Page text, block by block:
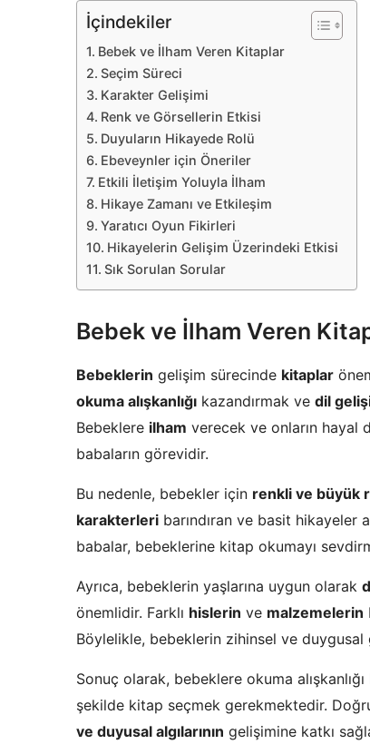
İçindekiler
Bebek ve İlham Veren Kitaplar
Seçim Süreci
Karakter Gelişimi
Renk ve Görsellerin Etkisi
Duyuların Hikayede Rolü
Ebeveynler için Öneriler
Etkili İletişim Yoluyla İlham
Hikaye Zamanı ve Etkileşim
Yaratıcı Oyun Fikirleri
Hikayelerin Gelişim Üzerindeki Etkisi
Sık Sorulan Sorular
Bebek ve İlham Veren
Bebeklerin gelişim sürecinde kitaplar
okuma alışkanlığı kazandırmak ve dil
Bebeklere ilham verecek ve onların hayal
babaların görevidir.
Bu nedenle, bebekler için renkli ve büyük
karakterleri barındıran ve basit
babalar, bebeklerine kitap okumayı
Ayrıca, bebeklerin yaşlarına uygun olarak
önemlidir. Farklı hislerin ve malzemelerin
Böylelikle, bebeklerin zihinsel ve duygusal
Sonuç olarak, bebeklere okuma
şekilde kitap seçmek gerekmektedir.
ve duyusal algılarının gelişimine katkı